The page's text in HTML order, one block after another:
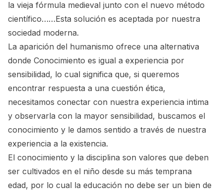
la vieja fórmula medieval junto con el nuevo método
científico……Esta solución es aceptada por nuestra
sociedad moderna.
La aparición del humanismo ofrece una alternativa
donde Conocimiento es igual a experiencia por
sensibilidad, lo cual significa que, si queremos
encontrar respuesta a una cuestión ética,
necesitamos conectar con nuestra experiencia intima
y observarla con la mayor sensibilidad, buscamos el
conocimiento y le damos sentido a través de nuestra
experiencia a la existencia.
El conocimiento y la disciplina son valores que deben
ser cultivados en el niño desde su más temprana
edad, por lo cual la educación no debe ser un bien de